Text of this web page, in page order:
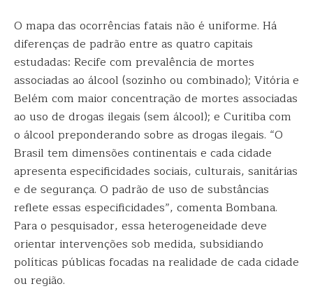
O mapa das ocorrências fatais não é uniforme. Há
diferenças de padrão entre as quatro capitais
estudadas: Recife com prevalência de mortes
associadas ao álcool (sozinho ou combinado); Vitória e
Belém com maior concentração de mortes associadas
ao uso de drogas ilegais (sem álcool); e Curitiba com
o álcool preponderando sobre as drogas ilegais. “O
Brasil tem dimensões continentais e cada cidade
apresenta especificidades sociais, culturais, sanitárias
e de segurança. O padrão de uso de substâncias
reflete essas especificidades”, comenta Bombana.
Para o pesquisador, essa heterogeneidade deve
orientar intervenções sob medida, subsidiando
políticas públicas focadas na realidade de cada cidade
ou região.